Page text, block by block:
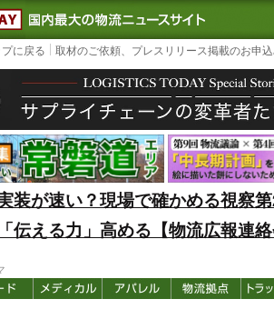
LOGISTICS TODAY｜国内最大の物流
に戻る 取材のご依頼、プレスリリース掲載のお申
装が速い？現場で確かめる視察
伝える力」高める【物流広報連